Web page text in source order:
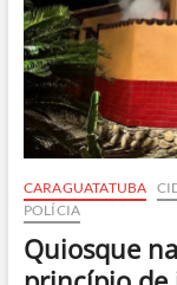
em
São
Sebastião
CARAGUATATUBA
POLÍCIA
Quiosque